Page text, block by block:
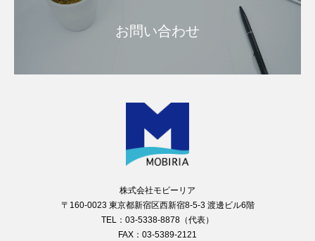
お問い合わせ
株式会社モビーリア
〒160-0023 東京都新宿区西新宿8-5-3 渡邊ビル6階
TEL：03-5338-8878（代表）
FAX：03-5389-2121